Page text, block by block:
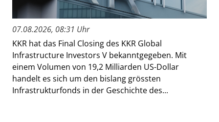
07.08.2026, 08:31 Uhr
KKR hat das Final Closing des KKR Global
Infrastructure Investors V bekanntgegeben. Mit
einem Volumen von 19,2 Milliarden US-Dollar
handelt es sich um den bislang grössten
Infrastrukturfonds in der Geschichte des...